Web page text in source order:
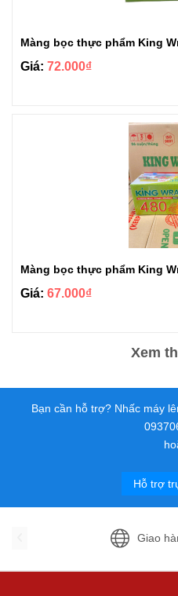
Màng bọc thực phẩm King
Giá: 72.000₫
Màng bọc thực phẩm King
Giá: 67.000₫
Xem
Bạn cần hỗ trợ? Nhấc máy
Hỗ trợ
Giao